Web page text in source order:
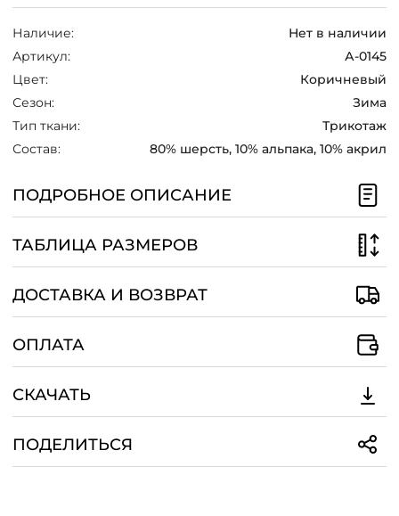
ЗАКАЗАТЬ ЗВОНОК
Наличие:
Нет в наличии
Артикул:
А-0145
Цвет:
Коричневый
Сезон:
Зима
Тип ткани:
Трикотаж
Состав:
80% шерсть, 10% альпака, 10% акрил
ПОДРОБНОЕ ОПИСАНИЕ
ТАБЛИЦА РАЗМЕРОВ
ДОСТАВКА И ВОЗВРАТ
ОПЛАТА
СКАЧАТЬ
ПОДЕЛИТЬСЯ